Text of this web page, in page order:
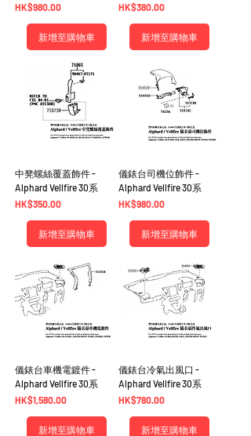
價格
HK$980.00
新增至購物車
價格
HK$380.00
新增至購物車
中凳螺絲覆蓋飾件 -
Alphard Vellfire 30系
價格
HK$350.00
新增至購物車
儀錶台司機位飾件 -
Alphard Vellfire 30系
價格
HK$980.00
新增至購物車
儀錶台車機電鍍件 -
Alphard Vellfire 30系
價格
HK$1,580.00
新增至購物車
儀錶台冷氣出風口 -
Alphard Vellfire 30系
價格
HK$780.00
新增至購物車